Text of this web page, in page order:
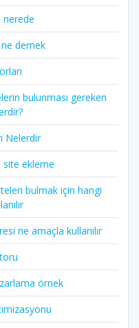
nerede
demek
bulunması gereken
Nelerdir
site ekleme
bulmak için hangi
ne amaçla kullanılır
örnek